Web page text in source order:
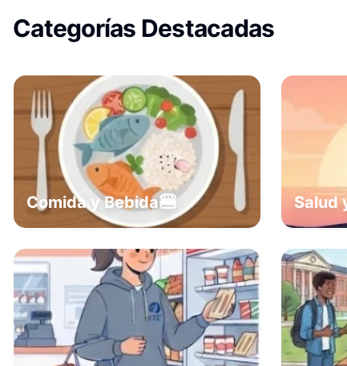
Categorías Destacadas
Comida y Bebida🍔 Salud